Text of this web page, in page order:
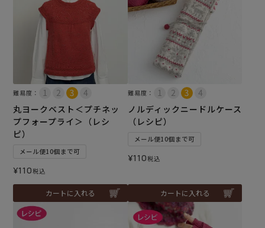
難易度：
丸ヨークベスト＜プチネッ
プフォープライ＞（レシ
ピ）
メール便10個まで可
¥110税込
カートに入れる
難易度：
ノルディックニードルケース
（レシピ）
メール便10個まで可
¥110税込
カートに入れる